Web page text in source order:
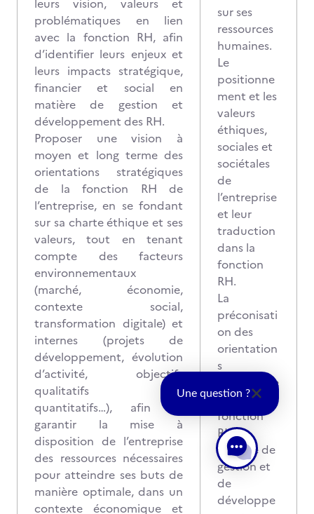
leurs vision, valeurs et
problématiques en lien
avec la fonction RH, afin
d’identifier leurs enjeux et
leurs impacts stratégique,
financier et social en
matière de gestion et
développement des RH.
Proposer une vision à
moyen et long terme des
orientations stratégiques
de la fonction RH de
l’entreprise, en se fondant
sur sa charte éthique et ses
valeurs, tout en tenant
compte des facteurs
environnementaux
(marché, économie,
contexte social,
transformation digitale) et
internes (projets de
développement, évolution
d’activité, objectifs
qualitatifs et
quantitatifs…), afin de
garantir la mise à
disposition de l’entreprise
des ressources nécessaires
pour atteindre ses buts de
manière optimale, dans un
contexte économique et
sur ses
ressources
humaines.
Le
positionne
ment et les
valeurs
éthiques,
sociales et
sociétales
de
l’entreprise
et leur
traduction
dans la
fonction
RH.
La
préconisati
on des
orientation
s
stratégique
s de la
fonction
RH en
matière de
gestion et
de
développe
Une question ?